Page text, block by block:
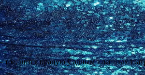
– тое, што я працую ў адным з лепшых